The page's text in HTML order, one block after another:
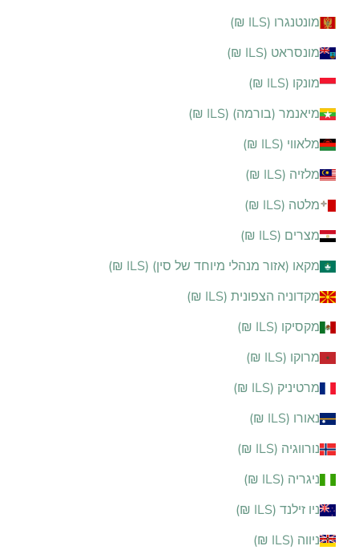
מונטנגרו (ILS ₪)
מונסראט (ILS ₪)
מונקו (ILS ₪)
מיאנמר (בורמה) (ILS ₪)
מלאווי (ILS ₪)
מלזיה (ILS ₪)
מלטה (ILS ₪)
מצרים (ILS ₪)
מקאו (אזור מנהלי מיוחד של סין) (ILS ₪)
מקדוניה הצפונית (ILS ₪)
מקסיקו (ILS ₪)
מרוקו (ILS ₪)
מרטיניק (ILS ₪)
נאורו (ILS ₪)
נורווגיה (ILS ₪)
ניגריה (ILS ₪)
ניו זילנד (ILS ₪)
ניווה (ILS ₪)